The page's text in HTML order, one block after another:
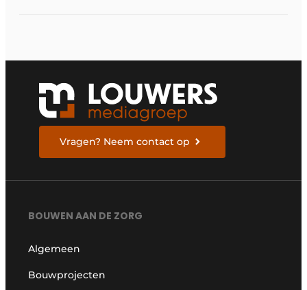
Vragen? Neem contact op
BOUWEN AAN DE ZORG
Algemeen
Bouwprojecten